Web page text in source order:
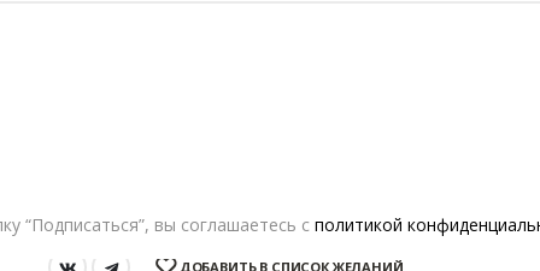
TESORINI
ДОБАВИТЬ В СПИСОК ЖЕЛАНИЙ
“Подписаться”, вы соглашаетесь с политикой